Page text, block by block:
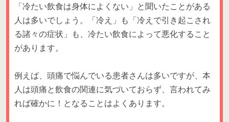
「冷たい飲食は身体によくない」と聞いたことがある
人は多いでしょう。「冷え」も「冷えで引き起こされ
る諸々の症状」も、冷たい飲食によって悪化すること
があります。
例えば、頭痛で悩んでいる患者さんは多いですが、本
人は頭痛と飲食の関連に気づいておらず、言われてみ
れば確かに！となることはよくあります。